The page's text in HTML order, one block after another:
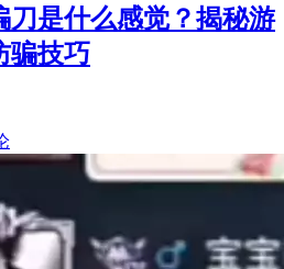
刀是什么感觉？揭秘游
骗技巧